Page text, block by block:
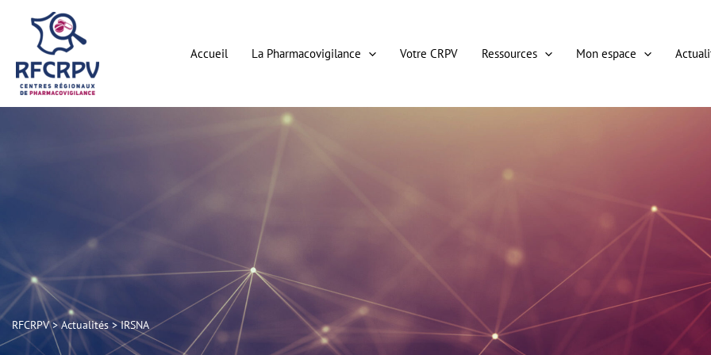
contenu
Accueil La Pharmacovigilance Votre CRPV Ressources Mon espace
RFCRPV>Actualités>IRSNA